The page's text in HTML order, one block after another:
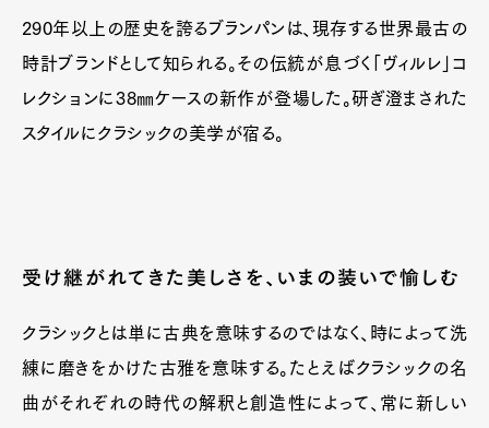
290年以上の歴史を誇るブランパンは、現存する世界最古の
時計ブランドとして知られる。その伝統が息づく「ヴィルレ」コ
レクションに38㎜ケースの新作が登場した。研ぎ澄まされた
スタイルにクラシックの美学が宿る。
受け継がれてきた美しさを、いまの装いで愉しむ
クラシックとは単に古典を意味するのではなく、時によって洗
練に磨きをかけた古雅を意味する。たとえばクラシックの名
曲がそれぞれの時代の解釈と創造性によって、常に新しい